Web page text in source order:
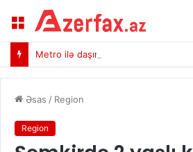
Menu
Metro ilə daşınan sərnişinlərin sayı
Əsas / Region
Region